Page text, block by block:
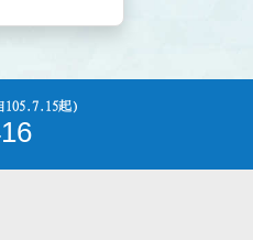
105.7.15起)